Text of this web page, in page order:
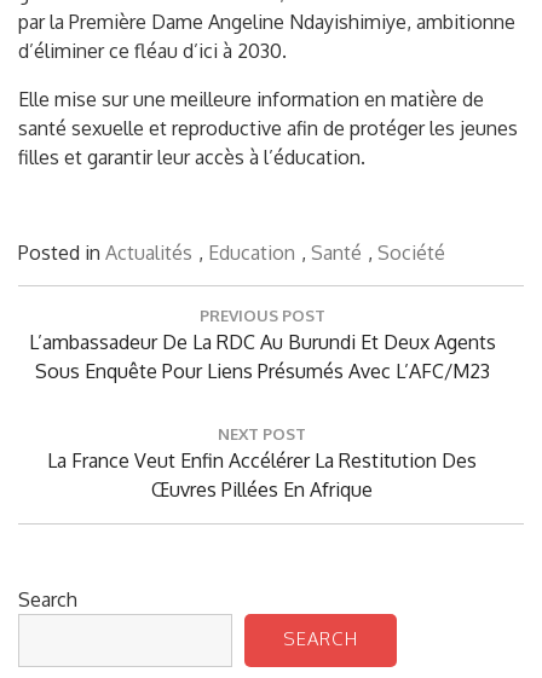
par la Première Dame Angeline Ndayishimiye, ambitionne
d’éliminer ce fléau d’ici à 2030.
Elle mise sur une meilleure information en matière de
santé sexuelle et reproductive afin de protéger les jeunes
filles et garantir leur accès à l’éducation.
Posted in Actualités , Education , Santé , Société
PREVIOUS POST
Previous
Post:
L’ambassadeur De La RDC Au Burundi Et Deux Agents
Sous Enquête Pour Liens Présumés Avec L’AFC/M23
NEXT POST
Next
La France Veut Enfin Accélérer La Restitution Des
Œuvres Pillées En Afrique
Search
SEARCH